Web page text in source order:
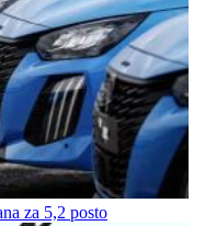
za 5,2 posto